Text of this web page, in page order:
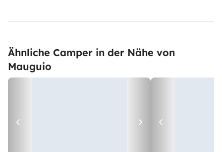
Ähnliche Camper in der Nähe von
Mauguio